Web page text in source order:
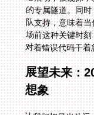
对着错误代码干着
展望未来：
想象